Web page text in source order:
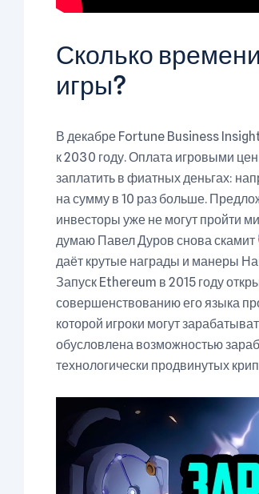
Сколько
игры?
В декабре Fortune Business
к 2030 году. Оплата игровыми
заплатить в фиатных деньгах:
на сумму в 10 раз больше.
инвесторы уже не могут пройти
думаю Павел Дуров снова скамит
даёт крутые награды и манеры
Запуск Ethereum в 2015 году
совершенствованию его языка
которой игроки могут
обусловлена возможностью
технологически продвинутых